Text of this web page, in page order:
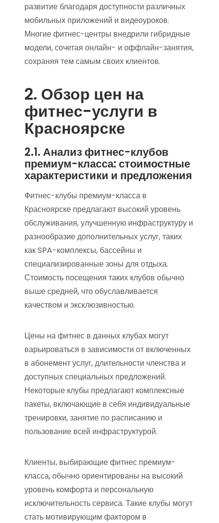
развитие благодаря доступности различных
мобильных приложений и видеоуроков.
Многие фитнес-центры внедрили гибридные
модели, сочетая онлайн- и оффлайн-занятия,
сохраняя тем самым своих клиентов.
2. Обзор цен на
фитнес-услуги в
Красноярске
2.1. Анализ фитнес-клубов
премиум-класса: стоимостные
характеристики и предложения
Фитнес-клубы премиум-класса в
Красноярске предлагают высокий уровень
обслуживания, улучшенную инфраструктуру и
разнообразие дополнительных услуг, таких
как SPA-комплексы, бассейны и
специализированные зоны для отдыха.
Стоимость посещения таких клубов обычно
выше средней, что обуславливается
качеством и эксклюзивностью.
Цены на фитнес в данных клубах могут
варьироваться в зависимости от включенных
в абонемент услуг, длительности членства и
доступных специальных предложений.
Некоторые клубы предлагают комплексные
пакеты, включающие в себя индивидуальные
тренировки, занятие по расписанию и
пользование всей инфраструктурой.
Клиенты, выбирающие фитнес премиум-
класса, обычно ориентированы на высокий
уровень комфорта и персональную
исключительность сервиса. Такие клубы могут
стать мотивирующим фактором в